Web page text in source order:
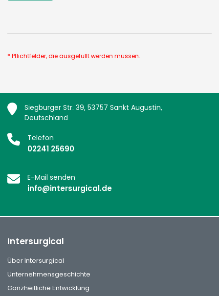
* Pflichtfelder, die ausgefüllt werden müssen.
Siegburger Str. 39, 53757 Sankt Augustin,
Deutschland
Telefon
02241 25690
E-Mail senden
info@intersurgical.de
Intersurgical
Über Intersurgical
Unternehmensgeschichte
Ganzheitliche Entwicklung